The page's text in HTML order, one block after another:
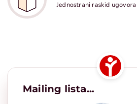
Jednostrani raskid ugovora
Mailing lista...